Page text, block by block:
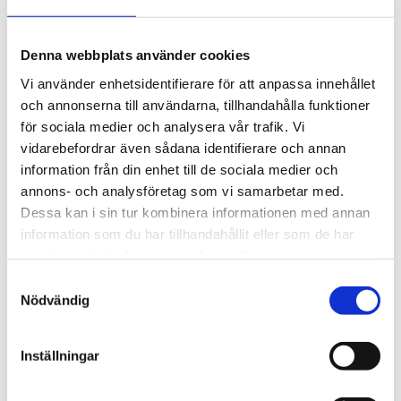
Denna webbplats använder cookies
Vi använder enhetsidentifierare för att anpassa innehållet
och annonserna till användarna, tillhandahålla funktioner
för sociala medier och analysera vår trafik. Vi
vidarebefordrar även sådana identifierare och annan
information från din enhet till de sociala medier och
annons- och analysföretag som vi samarbetar med.
Dessa kan i sin tur kombinera informationen med annan
information som du har tillhandahållit eller som de har
Nödvändig
Inställningar
Magnus Lindby, Ordförande
070-730 22 52
magnus@romagrus.se
Björn Widerström
Gotlands Bilfrakt AB
070-444 93 89
bjorn.widerstrom@gotlandsbilfrakt.se
Bo Andersson
070-975 60 20